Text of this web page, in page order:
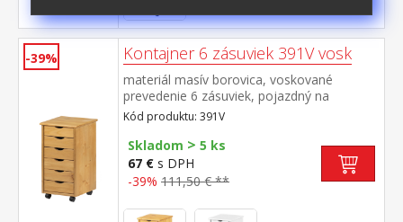
-39% Kontajner 6 zásuviek 391V vosk
materiál masív borovica, voskované
prevedenie 6 zásuviek, pojazdný na
kolieskach
Kód produktu: 391V
Skladom > 5 ks
67 € s DPH
-39% 111,50 € **